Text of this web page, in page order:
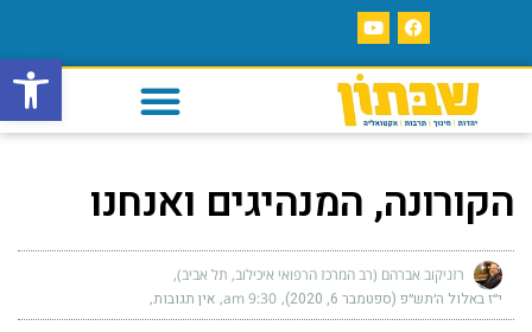
פתח
הקורונה, המנהיגים ואנחנו
רזניקוב אברהם (רב המרכז הרפואי איכילוב, תל אביב)
י״ז באלול ה׳תש״פ (ספטמבר 6, 2020) 9:30 am אין תגובות